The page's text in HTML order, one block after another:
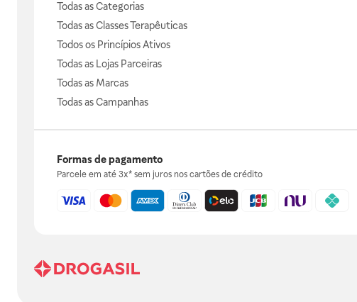
Todas as Categorias
Todas as Classes Terapêuticas
Todos os Princípios Ativos
Todas as Lojas Parceiras
Todas as Marcas
Todas as Campanhas
Formas de pagamento
Parcele em até 3x* sem juros nos cartões de crédito